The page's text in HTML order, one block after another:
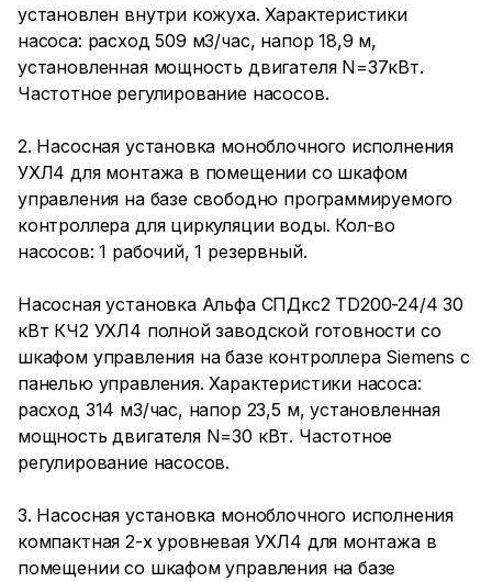
установлен внутри кожуха. Характеристики
насоса: расход 509 м3/час, напор 18,9 м,
установленная мощность двигателя N=37кВт.
Частотное регулирование насосов.
2. Насосная установка моноблочного исполнения
УХЛ4 для монтажа в помещении со шкафом
управления на базе свободно программируемого
контроллера для циркуляции воды. Кол-во
насосов: 1 рабочий, 1 резервный.
Насосная установка Альфа СПДкс2 TD200-24/4 30
кВт КЧ2 УХЛ4 полной заводской готовности со
шкафом управления на базе контроллера Siemens с
панелью управления. Характеристики насоса:
расход 314 м3/час, напор 23,5 м, установленная
мощность двигателя N=30 кВт. Частотное
регулирование насосов.
3. Насосная установка моноблочного исполнения
компактная 2-х уровневая УХЛ4 для монтажа в
помещении со шкафом управления на базе